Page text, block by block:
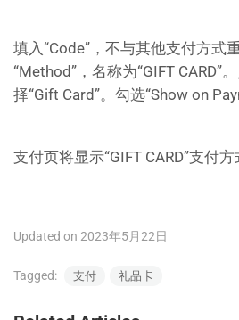
填入“Code”，不与其他支付方式
“Method”，名称为“GIFT CARD”
择“Gift Card”。勾选“Show on
支付页将显示“GIFT CARD”支付方
Updated on 2023年5月22日
Tagged: 支付 礼品卡